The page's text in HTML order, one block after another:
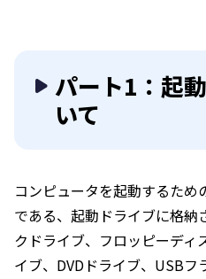
パート1：起
いて
コンピュータを起動するため
である、起動ドライブに格納
クドライブ、フロッピーディ
イブ、DVDドライブ、USBフ